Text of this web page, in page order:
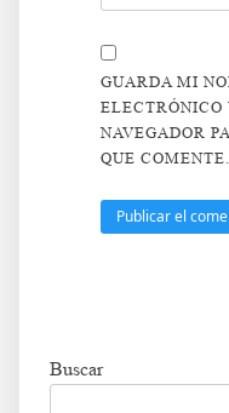
GUARDA MI
ELECTRÓNICO
NAVEGADOR
QUE COMENTE.
Buscar